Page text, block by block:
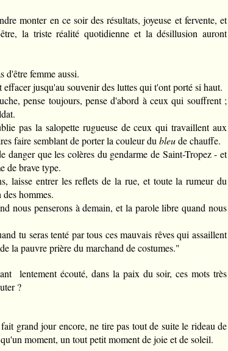
monter en ce soir des résultats, joyeuse et fervente, et
la triste réalité quotidienne et la désillusion auront
d'être femme aussi.
effacer jusqu'au souvenir des luttes qui t'ont porté si haut.
pense toujours, pense d'abord à ceux qui souffrent ;
pas la salopette rugueuse de ceux qui travaillent aux
faire semblant de porter la couleur du bleude chauffe.
danger que les colères du gendarme de Saint-Tropez - et
de brave type.
laisse entrer les reflets de la rue, et toute la rumeur du
hommes.
nous penserons à demain, et la parole libre quand nous
tu seras tenté par tous ces mauvais rêves qui assaillent
la pauvre prière du marchand de costumes."
lentement écouté, dans la paix du soir, ces mots très
?
grand jour encore, ne tire pas tout de suite le rideau de
moment, un tout petit moment de joie et de soleil.